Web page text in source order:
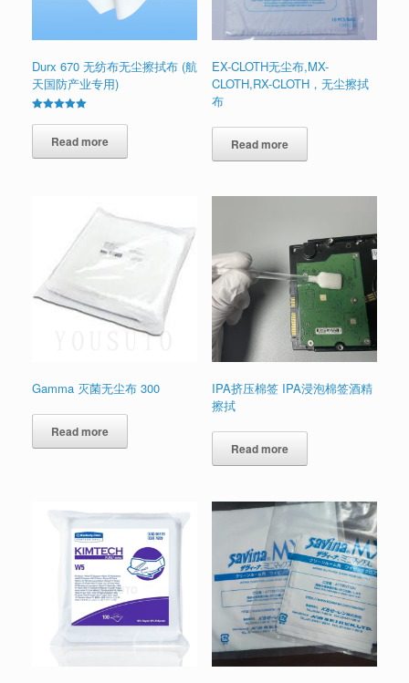
Durx 670 无纺布无尘擦拭布 (航
天国防产业专用)
5.00
out of 5Read more
EX-CLOTH无尘布,MX-
CLOTH,RX-CLOTH，无尘擦拭
布
Read more
Gamma 灭菌无尘布 300
Read more
IPA挤压棉签 IPA浸泡棉签酒精
擦拭
Read more